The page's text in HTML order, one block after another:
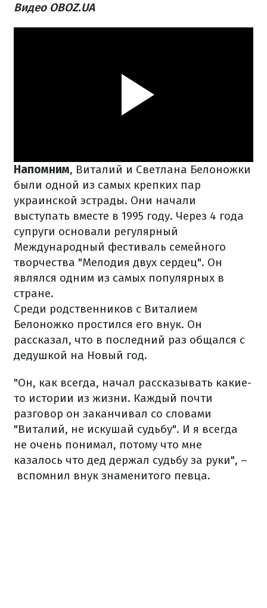
Видео OBOZ.UA
Напомним, Виталий и Светлана Белоножки
были одной из самых крепких пар
украинской эстрады. Они начали
выступать вместе в 1995 году. Через 4 года
супруги основали регулярный
Международный фестиваль семейного
творчества "Мелодия двух сердец". Он
являлся одним из самых популярных в
стране.
Среди родственников с Виталием
Белоножко простился его внук. Он
рассказал, что в последний раз общался с
дедушкой на Новый год.
"Он, как всегда, начал рассказывать какие-
то истории из жизни. Каждый почти
разговор он заканчивал со словами
"Виталий, не искушай судьбу". И я всегда
не очень понимал, потому что мне
казалось что дед держал судьбу за руки", –
вспомнил внук знаменитого певца.